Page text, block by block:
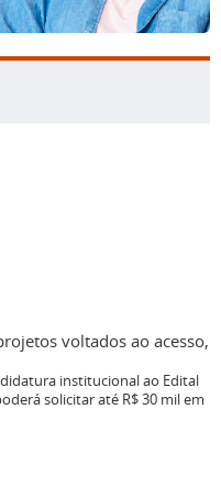
voltados ao acesso,
institucional ao Edital
solicitar até R$ 30 mil em